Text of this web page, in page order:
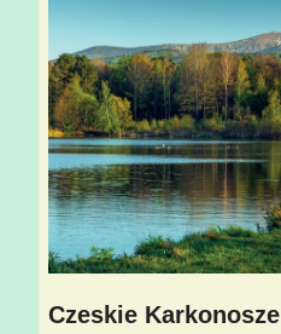
Czeskie Karkonosze